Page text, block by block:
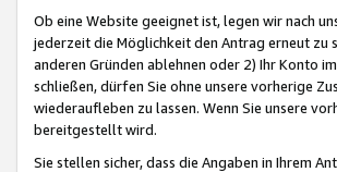
Ob eine Website geeignet ist, legen wir nach
jederzeit die Möglichkeit den Antrag erneut zu
anderen Gründen ablehnen oder 2) Ihr Konto
schließen, dürfen Sie ohne unsere vorherige
wiederaufleben zu lassen. Wenn Sie unsere
bereitgestellt wird.
Sie stellen sicher, dass die Angaben in Ihrem